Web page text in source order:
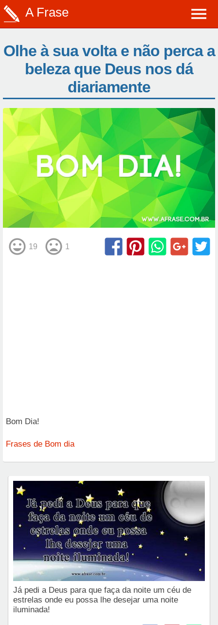
A Frase
Olhe à sua volta e não perca a
beleza que Deus nos dá
diariamente
19 1
Bom Dia!
Frases de Bom dia
Já pedi a Deus para que faça da noite um céu de
estrelas onde eu possa lhe desejar uma noite
iluminada!